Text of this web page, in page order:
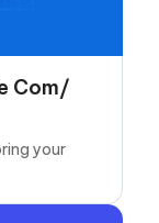
Com/
your